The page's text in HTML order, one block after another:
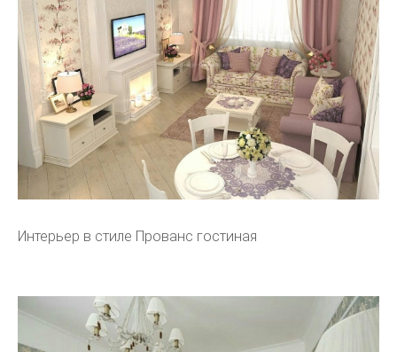
Интерьер в стиле Прованс гостиная